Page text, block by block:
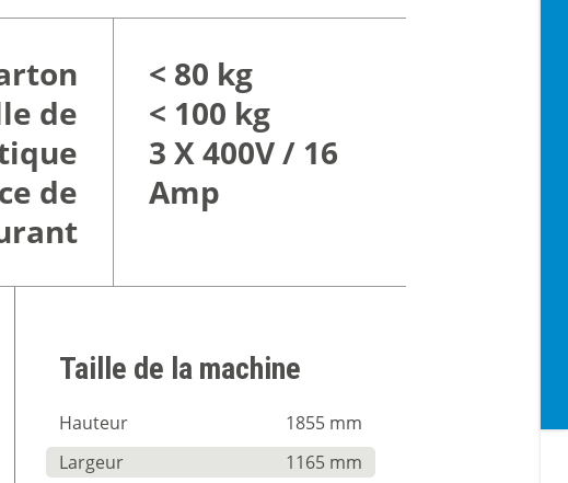
de
de
< 80 kg
< 100 kg
3 X 400V / 16
Amp
Taille de la machine
Hauteur
1855 mm
Largeur
1165 mm